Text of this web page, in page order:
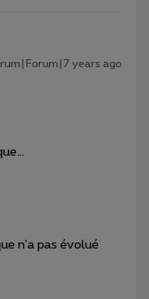
years ago
n'a pas évolué